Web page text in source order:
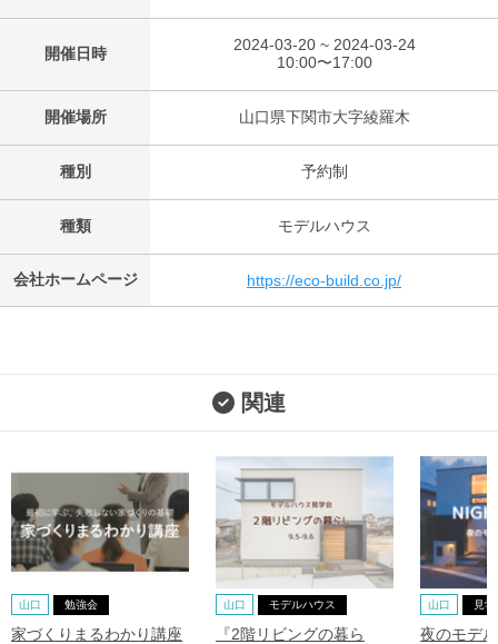
開催日時
2024-03-20 ~ 2024-03-24
10:00〜17:00
開催場所 山口県下関市大字綾羅木
種別 予約制
種類 モデルハウス
会社ホームページ https://eco-build.co.jp/
関連
山口 勉強会
家づくりまるわかり講座
山口 モデルハウス
『2階リビングの暮ら
山口 見
夜のモデ